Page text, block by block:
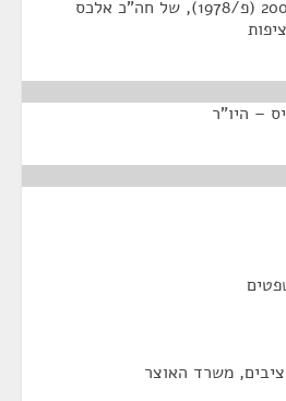
לחייל בודד), התשס"ח-2008 (פ/1978), של חה"כ אלכס
– היו"ר
משרד האוצר